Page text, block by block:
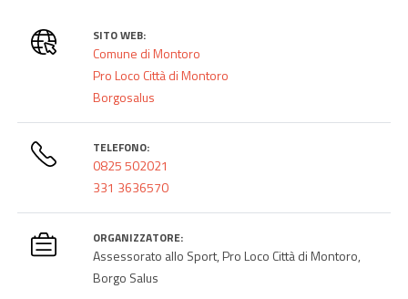
SITO WEB:
Comune di Montoro
Pro Loco Città di Montoro
Borgosalus
TELEFONO:
0825 502021
331 3636570
ORGANIZZATORE:
Assessorato allo Sport, Pro Loco Città di Montoro,
Borgo Salus